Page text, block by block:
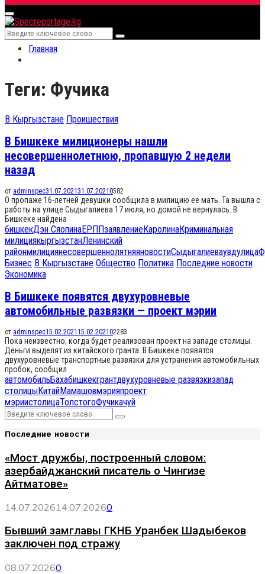
for:
Primary
Menu
Search
for:
Search
Главная
Теги: Фучика
В Кыргызстане Проишествия
В Бишкеке милиционеры нашли
несовершеннолетнюю, пропавшую 2 недели
назад
от adminspec31.07.202131.07.20210582
О пропаже 16-летней девушки сообщила в милицию ее мать. Та вышла с
работы на улице Сыдыгалиева 17 июля, но домой не вернулась. В
Бишкеке найдена
бишкекДэн СяопинаЕРППзаявлениеКаролинаКриминальная
милициякыргызстанЛенинский
районмилициянесовершеннолятняяновостиСыдыгалиеваувдулица
Бизнес В Кыргызстане Общество Политика Последние новости
Экономика
В Бишкеке появятся двухуровневые
автомобильные развязки — проект мэрии
от adminspec15.02.2021 15.02.202102283
Пока неизвестно, когда будет реализован проект на западе столицы.
Деньги выделят из китайского гранта. В Бишкеке появятся
двухуровневые транспортные развязки для устранения автомобильных
пробок, сообщил
автомобильБахабишкекгрантдвухуровневые развязкизапад
столицыКитайМамашовмэрияпроект
мэриистолицаТолстогоФучикачуй
Search
for:
Search
Последние новости
«Мост дружбы, построенный словом:
азербайджанский писатель о Чингизе
Айтматове»
14.07.202614.07.20260
Бывший замглавы ГКНБ Уранбек Шадыбеков
заключен под стражу
08.07.20260